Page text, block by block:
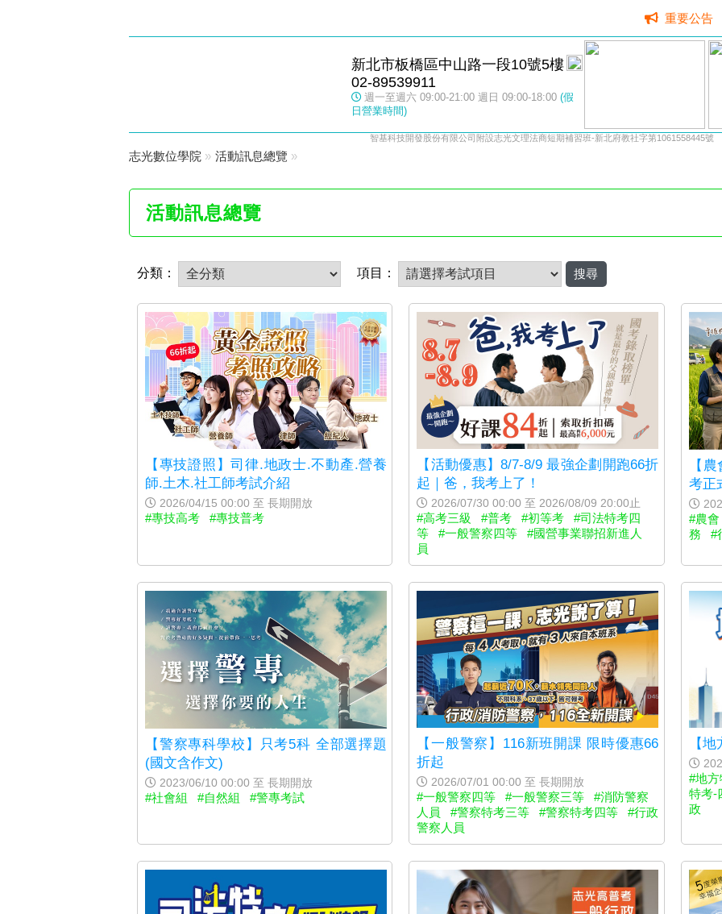
重要公告
新北市板橋區中山路一段10號5樓
02-89539911
週一至週六 09:00-21:00 週日 09:00-18:00 (假
日營業時間)
智基科技開發股份有限公司附設志光文理法商短期補習班-新北府教社字第1061558445號
志光數位學院 » 活動訊息總覽 »
活動訊息總覽
分類： 項目：
【專技證照】司律.地政士.不動產.營養
師.土木.社工師考試介紹
2026/04/15 00:00 至 長期開放
#專技高考 #專技普考
【活動優惠】8/7-8/9 最強企劃開跑66折
起｜爸，我考上了！
2026/07/30 00:00 至 2026/08/09 20:00止
#高考三級 #普考 #初等考
#司法特考四
等
#一般警察四等
#國營事業聯招新進人
員
【
考正
#農會
務
#
【警察專科學校】只考5科 全部選擇題
(國文含作文)
2023/06/10 00:00 至 長期開放
#社會組 #自然組 #警專考試
【一般警察】116新班開課 限時優惠66
折起
2026/07/01 00:00 至 長期開放
#一般警察四等 #一般警察三等
#消防警察
人員
#警察特考三等 #警察特考四等
#行政
警察人員
【
#地
特考-
政